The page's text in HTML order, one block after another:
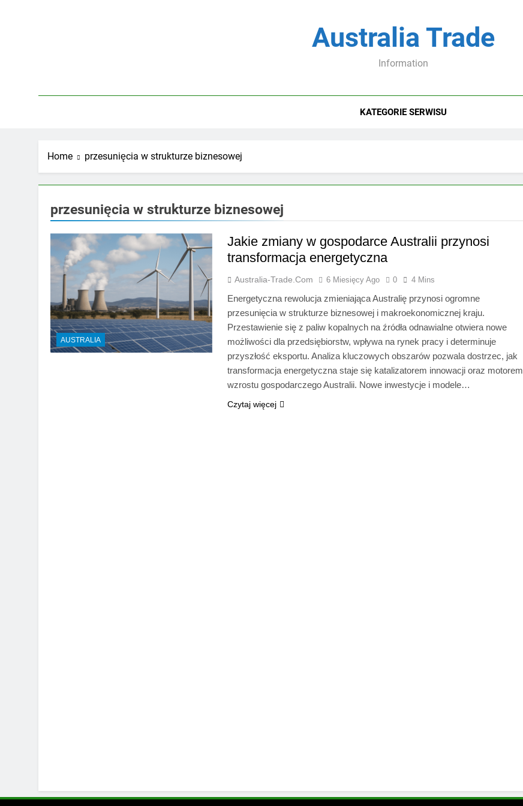
Australia Trade
Information
KATEGORIE SERWISU
Home przesunięcia w strukturze biznesowej
przesunięcia w strukturze biznesowej
AUSTRALIA
Jakie zmiany w gospodarce Australii przynosi
transformacja energetyczna
Australia-Trade.com 6 Miesięcy Ago 0 4 Mins
Energetyczna rewolucja zmieniająca Australię przynosi ogromne
przesunięcia w strukturze biznesowej i makroekonomicznej kraju.
Przestawienie się z paliw kopalnych na źródła odnawialne otwiera nowe
możliwości dla przedsiębiorstw, wpływa na rynek pracy i determinuje
przyszłość eksportu. Analiza kluczowych obszarów pozwala dostrzec, jak
transformacja energetyczna staje się katalizatorem innowacji oraz motorem
wzrostu gospodarczego Australii. Nowe inwestycje i modele…
Czytaj więcej